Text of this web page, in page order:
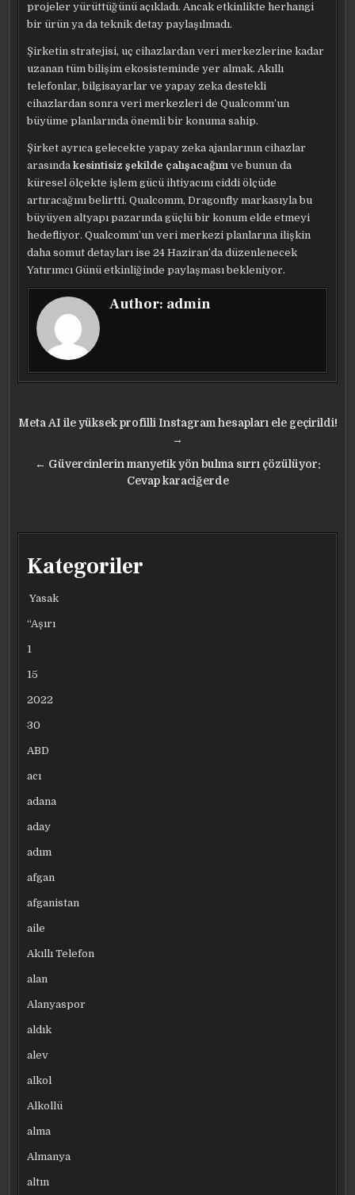
projeler yürüttüğünü açıkladı. Ancak etkinlikte herhangi
bir ürün ya da teknik detay paylaşılmadı.
Şirketin stratejisi, uç cihazlardan veri merkezlerine kadar
uzanan tüm bilişim ekosisteminde yer almak. Akıllı
telefonlar, bilgisayarlar ve yapay zeka destekli
cihazlardan sonra veri merkezleri de Qualcomm’un
büyüme planlarında önemli bir konuma sahip.
Şirket ayrıca gelecekte yapay zeka ajanlarının cihazlar
arasındakesintisiz şekilde çalışacağını ve bunun da
küresel ölçekte işlem gücü ihtiyacını ciddi ölçüde
artıracağını belirtti. Qualcomm, Dragonfly markasıyla bu
büyüyen altyapı pazarında güçlü bir konum elde etmeyi
hedefliyor. Qualcomm’un veri merkezi planlarına ilişkin
daha somut detayları ise 24 Haziran’da düzenlenecek
Yatırımcı Günü etkinliğinde paylaşması bekleniyor.
Author: admin
Yazı
Meta AI ile yüksek profilli Instagram hesapları ele geçirildi!
→
← Güvercinlerin manyetik yön bulma sırrı çözülüyor:
Cevap karaciğerde
Kategoriler
Yasak
“Aşırı
1
15
2022
30
ABD
acı
adana
aday
adım
afgan
afganistan
aile
Akıllı Telefon
alan
Alanyaspor
aldık
alev
alkol
Alkollü
alma
Almanya
altın